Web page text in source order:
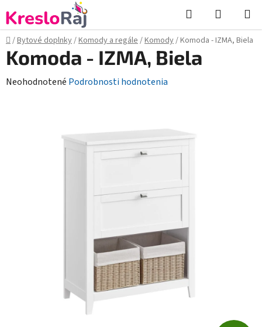
na
obsah
Hľadať
KOŠÍK
Domov
/Bytové doplnky/Komody a regále/Komody/Komoda - IZMA, Biela
Komoda - IZMA, Biela
Priemerné
Neohodnotené Podrobnosti hodnotenia